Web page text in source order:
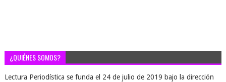
¿QUIÉNES SOMOS?
Lectura Periodística se funda el 24 de julio de 2019 bajo la dirección